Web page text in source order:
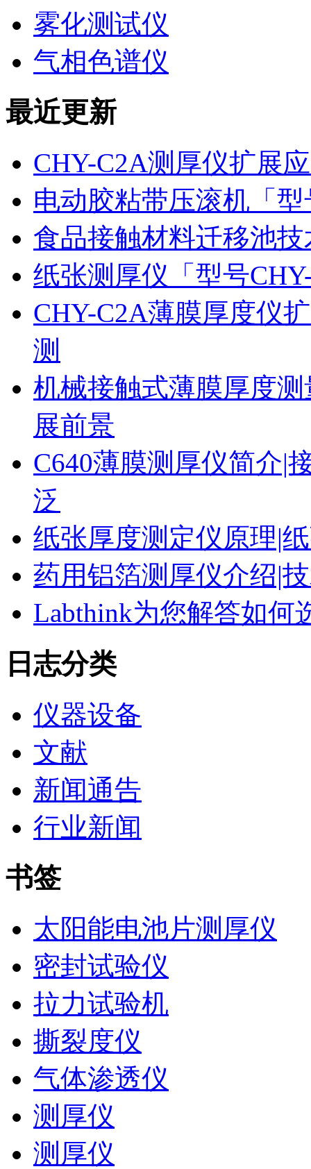
雾化测试仪
气相色谱仪
最近更新
CHY-C2A测厚仪扩展
电动胶粘带压滚机「
食品接触材料迁移池
纸张测厚仪「型号
CHY-C2A薄膜厚度仪
测
机械接触式薄膜厚度
展前景
C640薄膜测厚仪简介|
泛
纸张厚度测定仪原理|
药用铝箔测厚仪介绍|
Labthink为您解答如何
日志分类
仪器设备
文献
新闻通告
行业新闻
书签
太阳能电池片测厚仪
密封试验仪
拉力试验机
撕裂度仪
气体渗透仪
测厚仪
测厚仪